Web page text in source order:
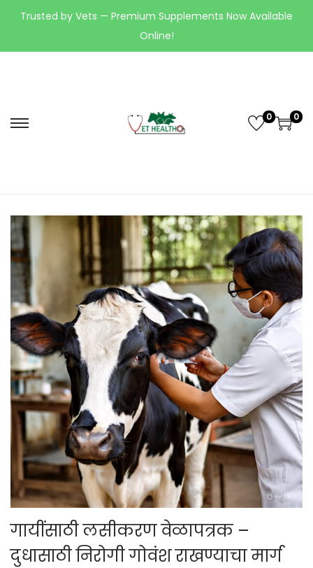
Trusted by Vets — Premium Supplements Now Available
Online!
0 0
गायींसाठी लसीकरण वेळापत्रक –
दुधासाठी निरोगी गोवंश राखण्याचा मार्ग